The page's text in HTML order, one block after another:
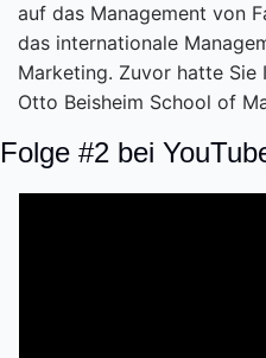
auf das Management von
das internationale
Marketing. Zuvor hatte Sie
Otto Beisheim School of
Folge #2 bei